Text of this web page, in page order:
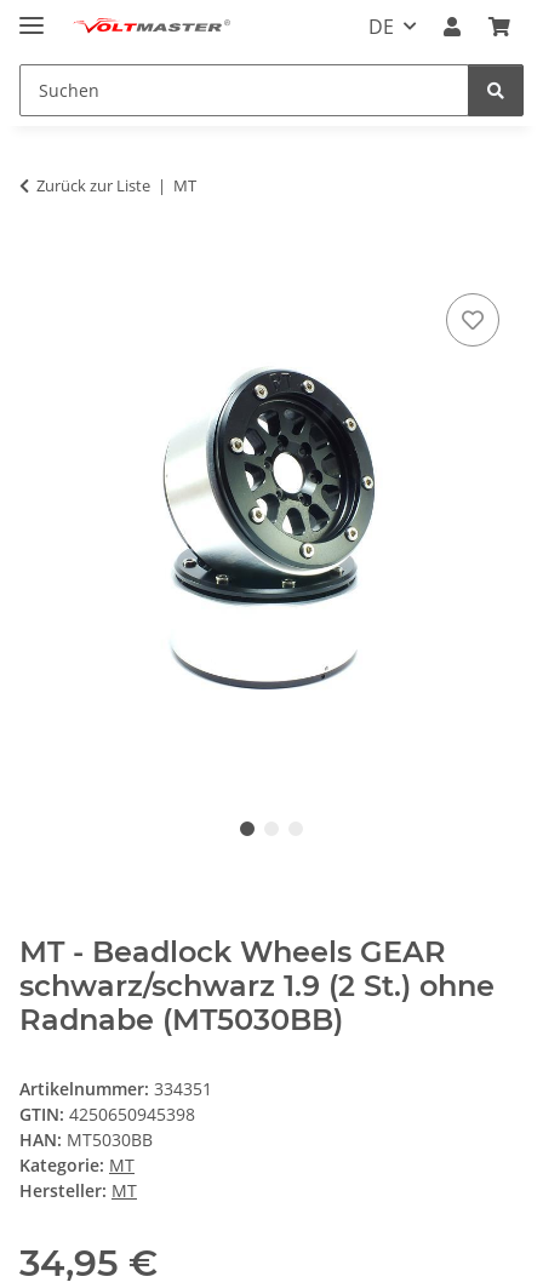
DE
Zurück zur Liste MT
MT - Beadlock Wheels GEAR
schwarz/schwarz 1.9 (2 St.) ohne
Radnabe (MT5030BB)
Artikelnummer: 334351
GTIN: 4250650945398
HAN: MT5030BB
Kategorie: MT
Hersteller: MT
34,95 €